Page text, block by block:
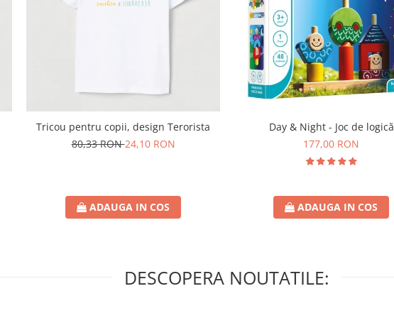
Tricou pentru copii, design Terorista
80,33 RON24,10 RON
ADAUGA IN COS
Day & Night - Joc de logică
177,00 RON
ADAUGA IN COS
DESCOPERA NOUTATILE: